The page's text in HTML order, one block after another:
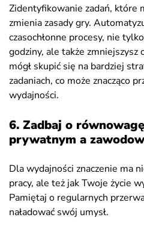
Zidentyfikowanie zadań, które
zmienia zasady gry.
czasochłonne procesy, nie
godziny, ale także zmniejszysz
mógł skupić się na bardziej
zadaniach, co może znacząco
wydajności.
6. Zadbaj o
prywatnym a
Dla wydajności znaczenie ma
pracy, ale też jak Twoje życie
Pamiętaj o regularnych
naładować swój umysł.